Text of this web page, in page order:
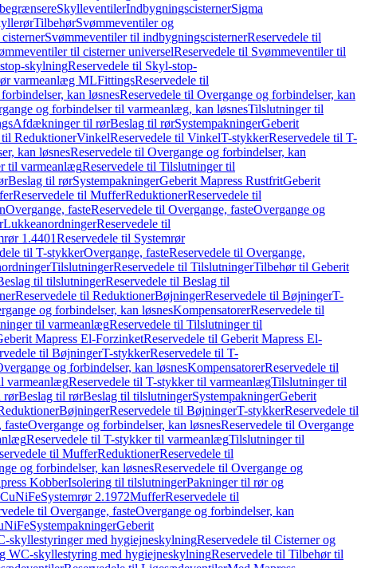
SkylleventilerIndbygningscisternerSigma
TilbehørSvømmeventiler og
Svømmeventiler til indbygningscisternerReservedele til
til cisterner universelReservedele til Svømmeventiler til
skylningReservedele til Skyl-stop-
varmeanlæg MLFittingsReservedele til
kan løsnesReservedele til Overgange og forbindelser, kan
og forbindelser til varmeanlæg, kan løsnesTilslutninger til
Afdækninger til rørBeslag til rørSystempakningerGeberit
til ReduktionerVinkelReservedele til VinkelT-stykkerReservedele til T-
kan løsnesReservedele til Overgange og forbindelser, kan
til varmeanlægReservedele til Tilslutninger til
Beslag til rørSystempakningerGeberit Mapress RustfritGeberit
Reservedele til MufferReduktionerReservedele til
Overgange, fasteReservedele til Overgange, fasteOvergange og
LukkeanordningerReservedele til
1.4401Reservedele til Systemrør
til T-stykkerOvergange, fasteReservedele til Overgange,
TilslutningerReservedele til TilslutningerTilbehør til Geberit
til tilslutningerReservedele til Beslag til
Reservedele til ReduktionerBøjningerReservedele til BøjningerT-
og forbindelser, kan løsnesKompensatorerReservedele til
til varmeanlægReservedele til Tilslutninger til
Mapress El-ForzinketReservedele til Geberit Mapress El-
til BøjningerT-stykkerReservedele til T-
og forbindelser, kan løsnesKompensatorerReservedele til
varmeanlægReservedele til T-stykker til varmeanlægTilslutninger til
rørBeslag til rørBeslag til tilslutningerSystempakningerGeberit
BøjningerReservedele til BøjningerT-stykkerReservedele til
fasteOvergange og forbindelser, kan løsnesReservedele til Overgange
Reservedele til T-stykker til varmeanlægTilslutninger til
til MufferReduktionerReservedele til
og forbindelser, kan løsnesReservedele til Overgange og
KobberIsolering til tilslutningerPakninger til rør og
Systemrør 2.1972MufferReservedele til
til Overgange, fasteOvergange og forbindelser, kan
SystempakningerGeberit
skyllestyringer med hygiejneskylningReservedele til Cisterner og
WC-skyllestyring med hygiejneskylningReservedele til Tilbehør til